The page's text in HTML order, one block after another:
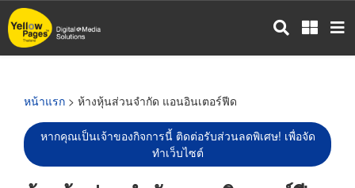
ข้าม
ไป
หน้าแรก > ห้างหุ้นส่วนจำกัด แอนอินเตอร์ฟีด
หากคุณเป็นเจ้าของกิจการนี้ ติดต่อรับส่วนลดพิเศษ! เพื่อจัด
ทำเว็บไซต์